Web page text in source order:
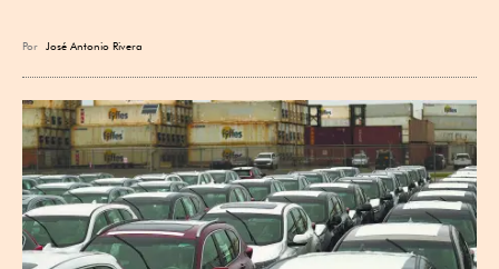
Por José Antonio Rivera